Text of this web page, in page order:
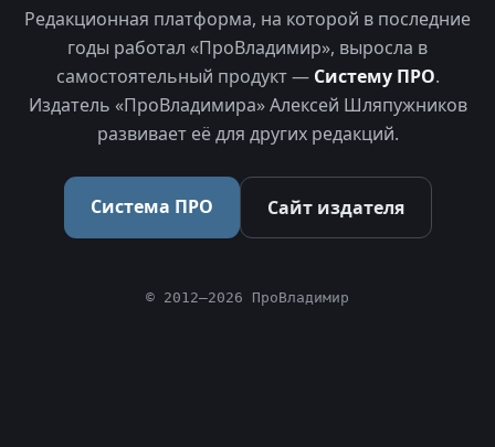
Редакционная платформа, на которой в последние
годы работал «ПроВладимир», выросла в
самостоятельный продукт — Систему ПРО.
Издатель «ПроВладимира» Алексей Шляпужников
развивает её для других редакций.
Система ПРО Сайт издателя
© 2012–2026 ПроВладимир